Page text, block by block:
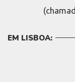
EM LISBOA: